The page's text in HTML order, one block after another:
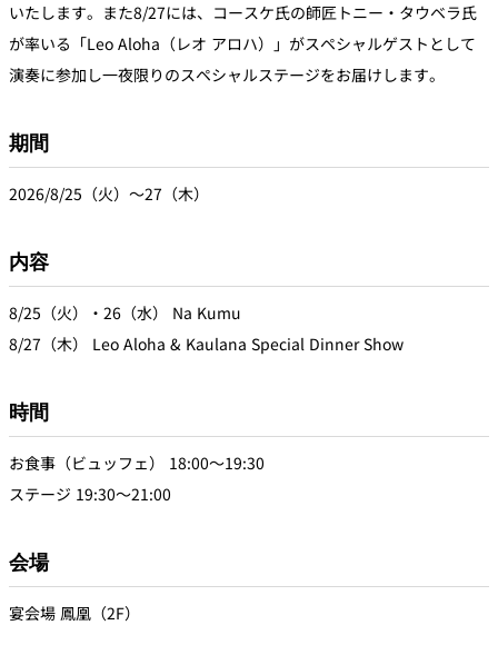
トラ
ン＆
バー
LOUNGE
スイーツ
フォーシーズ
ルームサービ
ス
個室
レストランキ
ャンセルポリ
いたします。また8/27には、コースケ氏の師匠トニー・タウベラ氏
が率いる「Leo Aloha（レオ アロハ）」がスペシャルゲストとして
演奏に参加し一夜限りのスペシャルステージをお届けします。
期間
2026/8/25（火）～27（木）
内容
8/25（火）・26（水） Na Kumu
8/27（木） Leo Aloha & Kaulana Special Dinner Show
時間
お食事（ビュッフェ） 18:00～19:30
ステージ 19:30～21:00
会場
宴会場 鳳凰（2F）